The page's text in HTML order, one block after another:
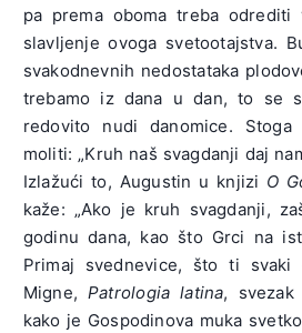
pa prema oboma treba odrediti
slavljenje ovoga svetootajstva.
svakodnevnih nedostataka
trebamo iz dana u dan, to se
redovito nudi danomice.
moliti: „Kruh naš svagdanji daj
Izlažući to, Augustin u knjizi O
kaže: „Ako je kruh svagdanji,
godinu dana, kao što Grci na
Primaj svednevice, što ti svaki
Migne,Patrologia latina, svezak
kako je Gospodinova muka